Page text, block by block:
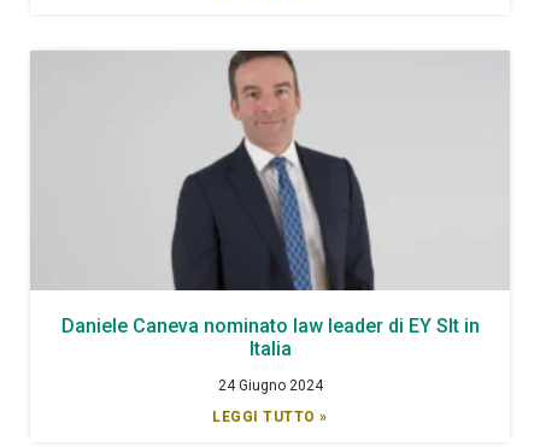
Daniele Caneva nominato law leader di EY Slt in
Italia
24 Giugno 2024
LEGGI TUTTO »